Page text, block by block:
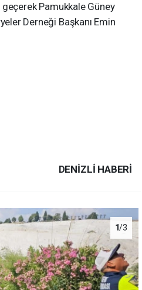
geçerek Pamukkale Güney
Derneği Başkanı Emin
DENIZLI HABERİ
1/3